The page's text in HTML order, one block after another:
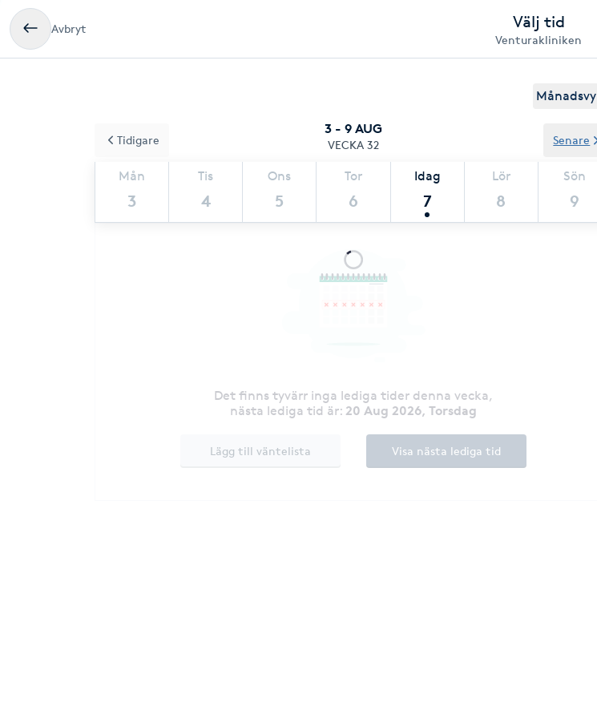
Avbryt Välj tid
Venturakliniken
Månadsvy
3 - 9 AUG
VECKA 32
Mån
3
Tis
4
Ons
5
Tor
6
Idag
7
Lör
8
Sön
9
Tidigare Senare
Det finns tyvärr inga lediga tider denna vecka,
nästa lediga tid är: 20 Aug 2026, Torsdag
Lägg till väntelista Visa nästa lediga tid